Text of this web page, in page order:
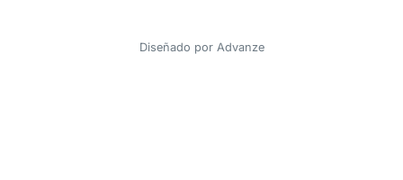
Diseñado por Advanze